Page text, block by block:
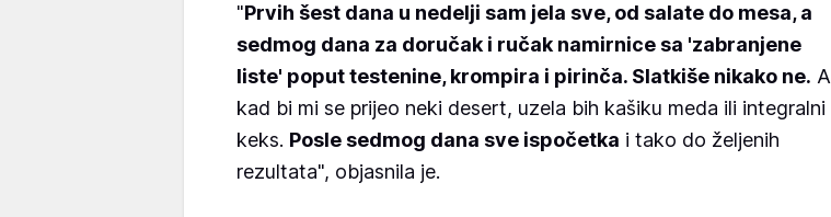
"Prvih šest dana u nedelji sam jela sve, od salate do mesa, a
sedmog dana za doručak i ručak namirnice sa 'zabranjene
liste' poput testenine, krompira i pirinča. Slatkiše nikako ne. A
kad bi mi se prijeo neki desert, uzela bih kašiku meda ili integralni
keks. Posle sedmog dana sve ispočetka i tako do željenih
rezultata", objasnila je.